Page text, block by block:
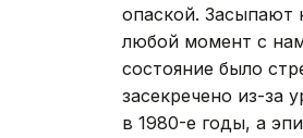
опаской. Засыпают
любой момент с
состояние было
засекречено из-за
в 1980-е годы, а